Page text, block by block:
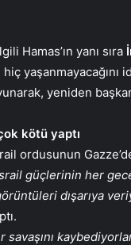
Hamas’ın yanı sıra
hiç
yeniden
kötü yaptı
ordusunun
güçlerinin her
dışarıya
savaşını